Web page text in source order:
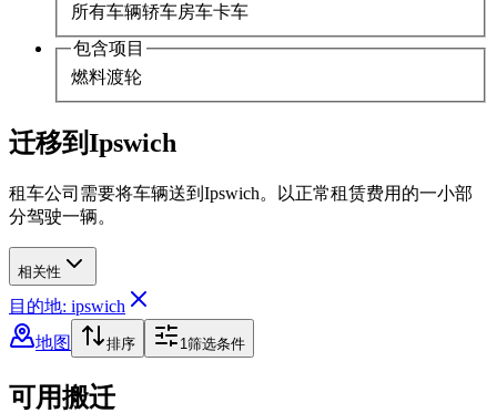
所有车辆轿车房车卡车
包含项目
燃料渡轮
迁移到Ipswich
租车公司需要将车辆送到Ipswich。以正常租赁费用的一小部
分驾驶一辆。
相关性
目的地: ipswich
地图
排序 1筛选条件
可用搬迁